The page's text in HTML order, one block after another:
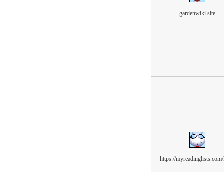
gardenwiki.site
https://